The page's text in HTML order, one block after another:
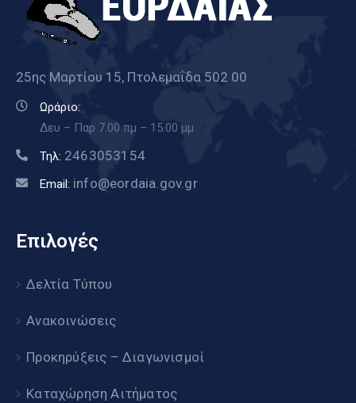
25ης Μαρτίου 15, Πτολεμαΐδα 502 00
Ωράριο:
Δευ – Παρ 7.00 πμ – 15.00 μμ
Τηλ: 2463053154
Email: info@eordaia.gov.gr
Επιλογές
Δελτία Τύπου
Ανακοινώσεις
Προκηρύξεις – Διαγωνισμοί
Καταχώρηση Αιτήματος